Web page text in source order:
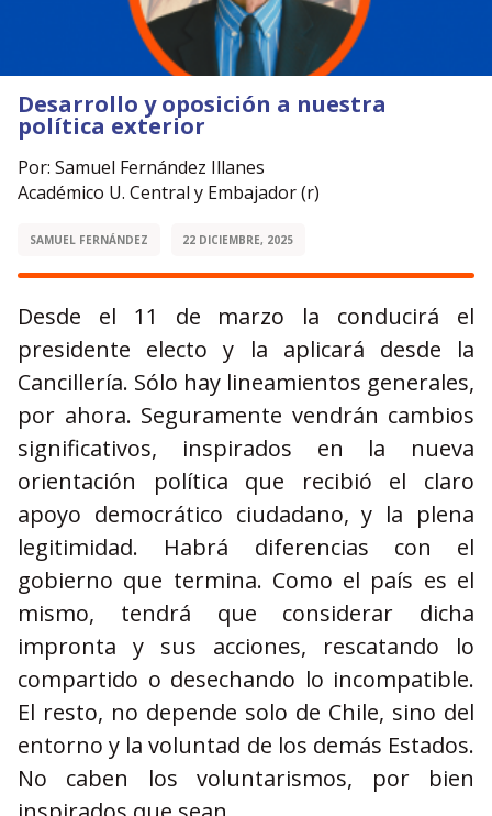
Desarrollo y oposición a nuestra
política exterior
Por: Samuel Fernández Illanes
Académico U. Central y Embajador (r)
SAMUEL FERNÁNDEZ 22 DICIEMBRE, 2025
Desde el 11 de marzo la conducirá el
presidente electo y la aplicará desde la
Cancillería. Sólo hay lineamientos generales,
por ahora. Seguramente vendrán cambios
significativos, inspirados en la nueva
orientación política que recibió el claro
apoyo democrático ciudadano, y la plena
legitimidad. Habrá diferencias con el
gobierno que termina. Como el país es el
mismo, tendrá que considerar dicha
impronta y sus acciones, rescatando lo
compartido o desechando lo incompatible.
El resto, no depende solo de Chile, sino del
entorno y la voluntad de los demás Estados.
No caben los voluntarismos, por bien